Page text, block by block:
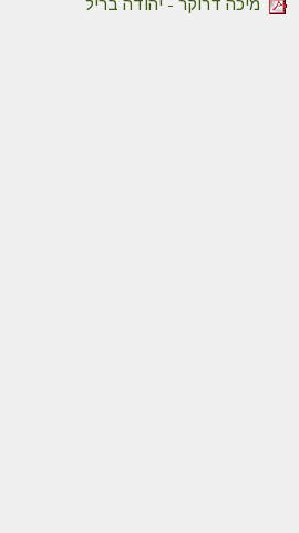
מיכה דרוקר - יהודה בריל